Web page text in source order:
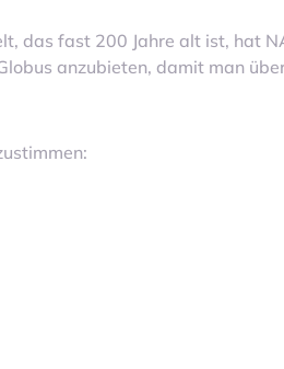
das fast 200 Jahre alt ist, hat
anzubieten, damit man